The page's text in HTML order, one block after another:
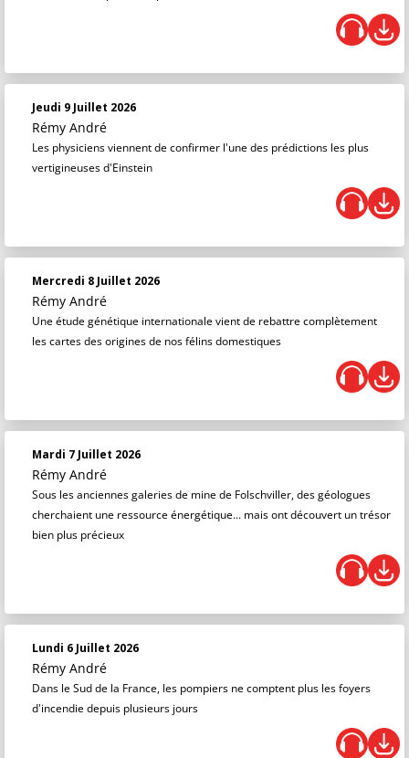
Jeudi 9 Juillet 2026
Rémy André
Les physiciens viennent de confirmer l'une des prédictions les plus
vertigineuses d'Einstein
Mercredi 8 Juillet 2026
Rémy André
Une étude génétique internationale vient de rebattre complètement
les cartes des origines de nos félins domestiques
Mardi 7 Juillet 2026
Rémy André
Sous les anciennes galeries de mine de Folschviller, des géologues
cherchaient une ressource énergétique... mais ont découvert un trésor
bien plus précieux
Lundi 6 Juillet 2026
Rémy André
Dans le Sud de la France, les pompiers ne comptent plus les foyers
d'incendie depuis plusieurs jours